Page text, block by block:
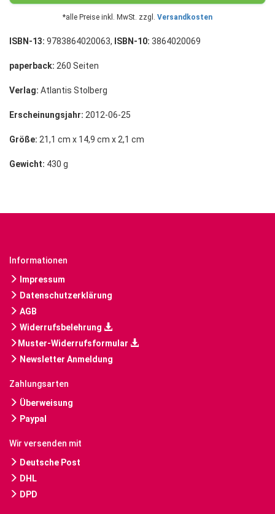
*alle Preise inkl. MwSt. zzgl. Versandkosten
ISBN-13: 9783864020063, ISBN-10: 3864020069
paperback: 260 Seiten
Verlag: Atlantis Stolberg
Erscheinungsjahr: 2012-06-25
Größe: 21,1 cm x 14,9 cm x 2,1 cm
Gewicht: 430 g
Informationen
Impressum
Datenschutzerklärung
AGB
Widerrufsbelehrung
Muster-Widerrufsformular
Newsletter Anmeldung
Zahlungsarten
Überweisung
Paypal
Wir versenden mit
Deutsche Post
DHL
DPD